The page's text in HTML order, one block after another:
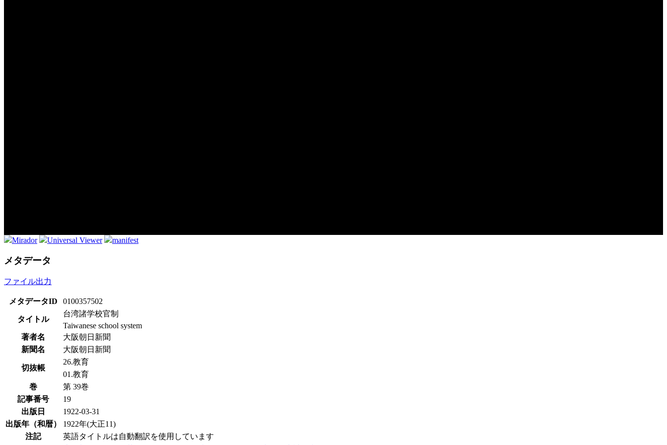
Mirador Universal Viewer manifest
メタデータ
ファイル出力
メタデータID 0100357502
タイトル
台湾諸学校官制
Taiwanese school system
著者名
大阪朝日新聞
新聞名
大阪朝日新聞
切抜帳
26.教育
01.教育
巻
第 39巻
記事番号
19
出版日
1922-03-31
出版年（和暦）
1922年(大正11)
注記
英語タイトルは自動翻訳を使用しています